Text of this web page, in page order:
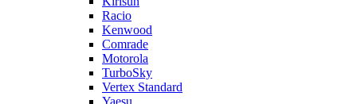
Racio
Kenwood
Comrade
Motorola
TurboSky
Vertex Standard
Yaesu